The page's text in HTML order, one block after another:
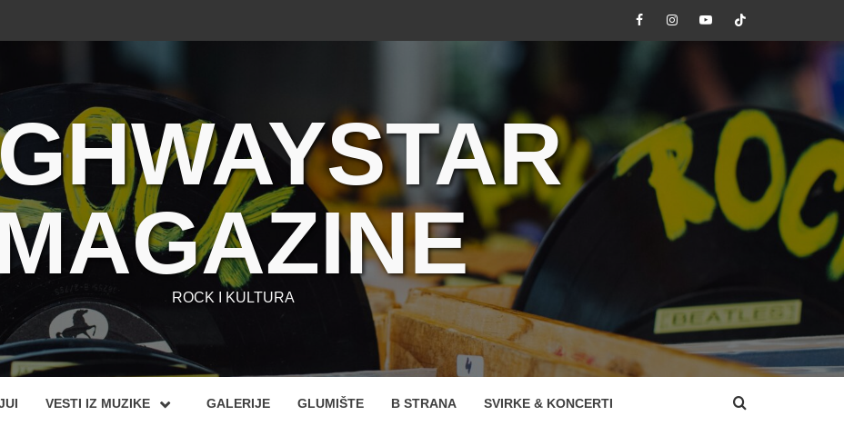
FacebookInstagramYoutube
Tik
ROCK I KULTURA
VESTI IZ MUZIKE GALERIJE GLUMIŠTE B STRANA SVIRKE & KONCERTI